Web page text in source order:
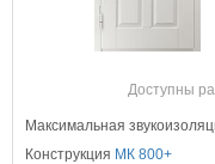
Доступны
Максимальная
Конструкция МК 800+